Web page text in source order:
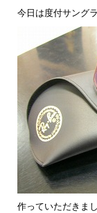
今日は度付サング
作っていただきま